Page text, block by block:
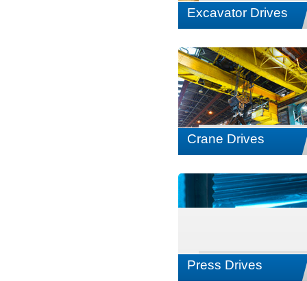
Excavator Drives
Crane Drives
Press Drives